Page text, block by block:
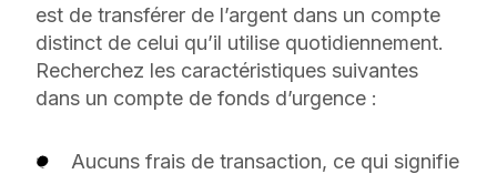
est de transférer de l’argent dans un compte
distinct de celui qu’il utilise quotidiennement.
Recherchez les caractéristiques suivantes
dans un compte de fonds d’urgence :
Aucuns frais de transaction, ce qui signifie